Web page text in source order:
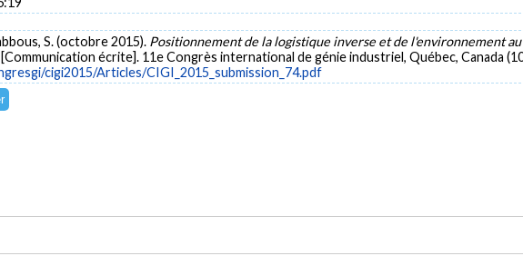
S. (octobre 2015). Positionnement de la logistique inverse et de l'environnement
[Communication écrite]. 11e Congrès international de génie industriel, Québec, Canada
cigi2015/Articles/CIGI_2015_submission_74.pdf